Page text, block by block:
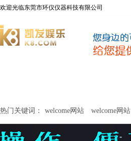
欢迎光临东莞市环仪仪器科技有限公司
关于环仪 联系环仪
热门关键词： welcome网站 welcome网站
网站 welcome网站